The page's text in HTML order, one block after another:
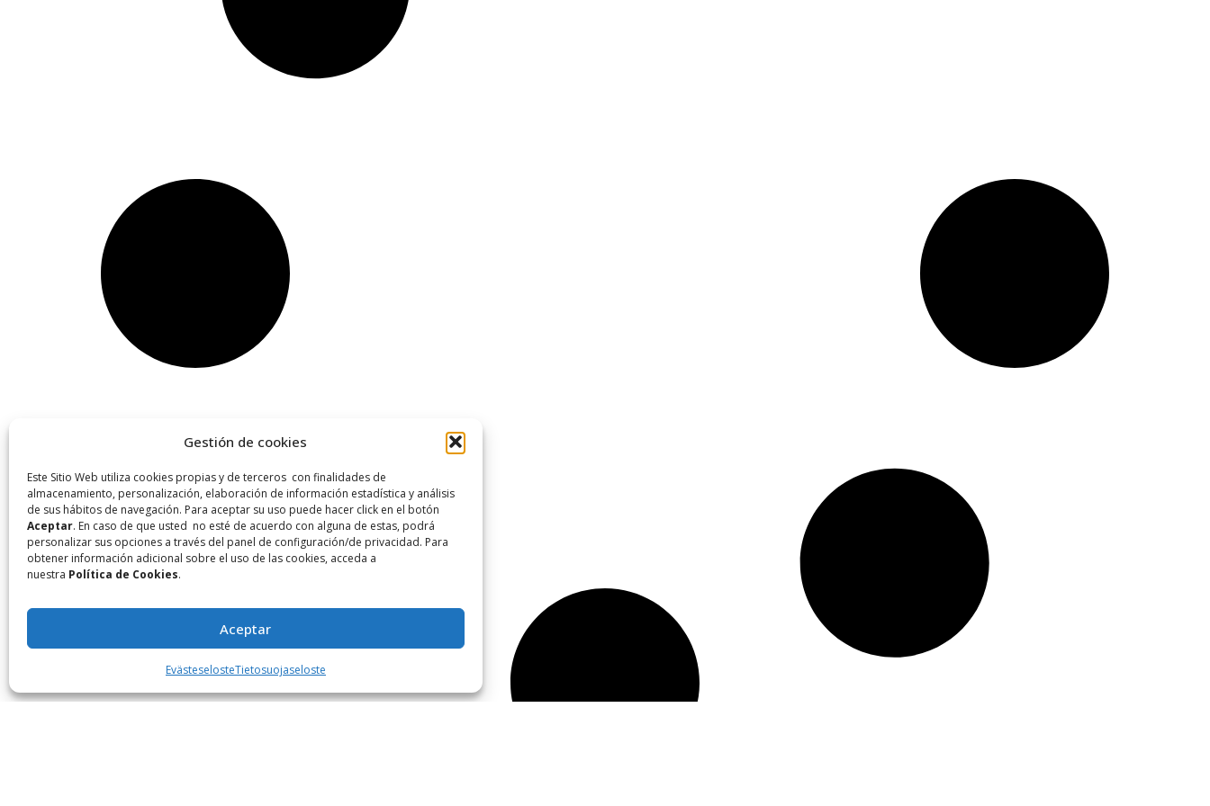
Gestión de cookies
Este Sitio Web utiliza cookies propias y de terceros con finalidades de
almacenamiento, personalización, elaboración de información estadística y análisis
de sus hábitos de navegación. Para aceptar su uso puede hacer click en el botón
Aceptar. En caso de que usted no esté de acuerdo con alguna de estas, podrá
personalizar sus opciones a través del panel de configuración/de privacidad. Para
obtener información adicional sobre el uso de las cookies, acceda a
nuestra Política de Cookies.
Aceptar
EvästeselosteTietosuojaseloste